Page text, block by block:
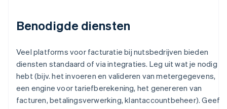
Benodigde diensten
Veel platforms voor facturatie bij nutsbedrijven bieden
diensten standaard of via integraties. Leg uit wat je nodig
hebt (bijv. het invoeren en valideren van metergegevens,
een engine voor tariefberekening, het genereren van
facturen, betalingsverwerking, klantaccountbeheer). Geef